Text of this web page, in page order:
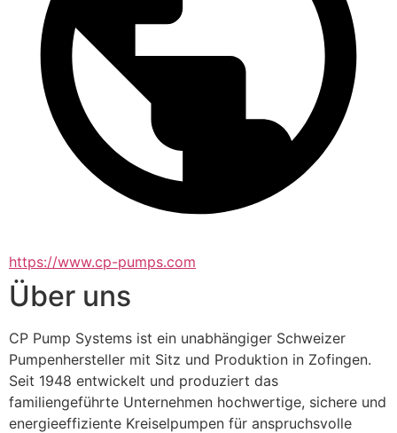
https://www.cp-pumps.com
Über uns
CP Pump Systems ist ein unabhängiger Schweizer
Pumpenhersteller mit Sitz und Produktion in Zofingen.
Seit 1948 entwickelt und produziert das
familiengeführte Unternehmen hochwertige, sichere und
energieeffiziente Kreiselpumpen für anspruchsvolle